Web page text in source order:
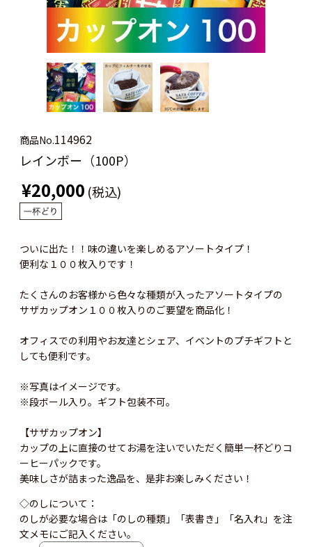
商品No.114962
レインボー（100P）
¥20,000 (税込)
ついに出た！！味の違いを楽しめるアソートタイプ！
便利な１００枚入りです！
たくさんのお客様から色々な種類が入ったアソートタイプの
サザカップオン１００枚入りのご要望を商品化！
オフィスでの利用やお友達とシェア、イベントのプチギフトと
しても便利です。
※写真はイメージです。
※段ボール入り。ギフト包装不可。
【サザカップオン】
カップの上に直接のせてお湯を注いでいただく簡単一杯どりコ
ーヒーパックです。
美味しさが詰まった逸品を、是非お楽しみください！
◇のしについて：
のしが必要な場合は「のしの種類」「表書き」「名入れ」を注
文メモにご記入ください。